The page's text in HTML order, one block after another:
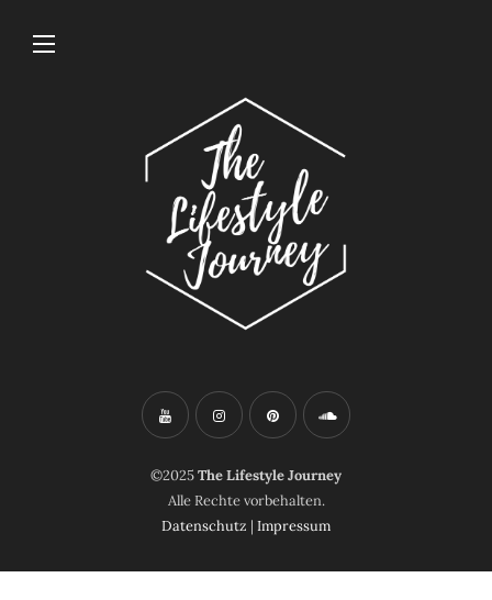
©2025The Lifestyle Journey
Alle Rechte vorbehalten.
Datenschutz | Impressum